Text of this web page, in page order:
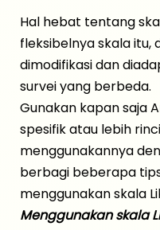
Hal hebat tentang
fleksibelnya skala itu,
dimodifikasi dan
survei yang berbeda.
Gunakan kapan saja
spesifik atau lebih
menggunakannya
berbagi beberapa
menggunakan skala
Menggunakan skala